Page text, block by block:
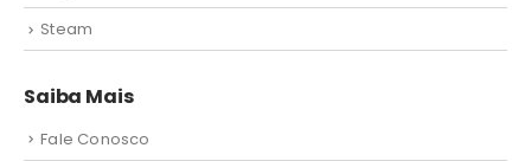
Steam
Saiba Mais
Fale Conosco